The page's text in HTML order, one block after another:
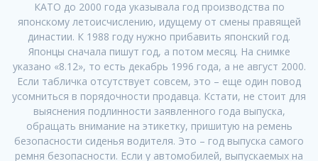
КАТО до 2000 года указывала год производства по
японскому летоисчислению, идущему от смены правящей
династии. К 1988 году нужно прибавить японский год.
Японцы сначала пишут год, а потом месяц. На снимке
указано «8.12», то есть декабрь 1996 года, а не август 2000.
Если табличка отсутствует совсем, это – еще один повод
усомниться в порядочности продавца. Кстати, не стоит для
выяснения подлинности заявленного года выпуска,
обращать внимание на этикетку, пришитую на ремень
безопасности сиденья водителя. Это – год выпуска самого
ремня безопасности. Если у автомобилей, выпускаемых на